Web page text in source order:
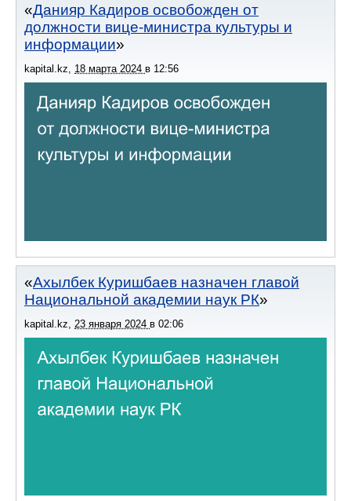
Данияр Кадиров освобожден от
должности вице-министра культуры и
информации
kapital.kz 18 марта 2024 в 12:56
Ахылбек Куришбаев назначен главой
Национальной академии наук РК
kapital.kz 23 января 2024 в 02:06